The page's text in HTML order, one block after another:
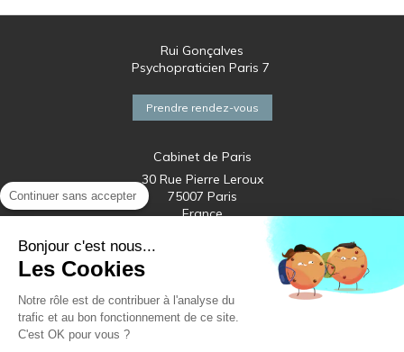
Rui Gonçalves
Psychopraticien Paris 7
Prendre rendez-vous
Cabinet de Paris
30 Rue Pierre Leroux
75007 Paris
France
Métro Vaneau Ligne 10
Continuer sans accepter
Bonjour c'est nous...
Les Cookies
Notre rôle est de contribuer à l'analyse du
trafic et au bon fonctionnement de ce site.
C'est OK pour vous ?